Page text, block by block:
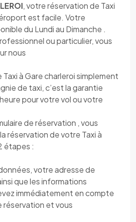
, votre réservation de Taxi
est facile. Votre
du Lundi au Dimanche .
ou particulier, vous
nous
à Gare charleroi simplement
de taxi, c’est la garantie
pour votre vol ou votre
de réservation , vous
réservation de votre Taxi à
étapes :
votre adresse de
que les informations
immédiatement en compte
et vous